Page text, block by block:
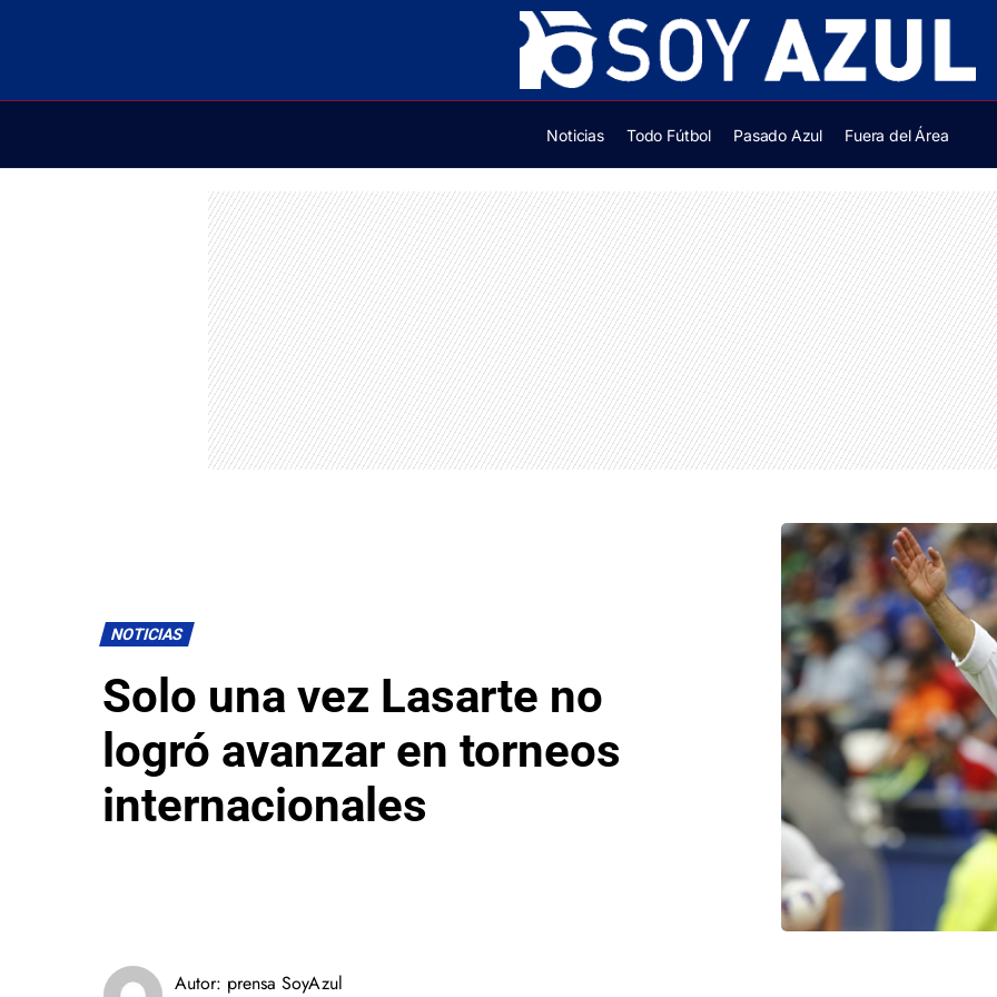
Noticias Todo Fútbol Pasado Azul Fuera del Área
NOTICIAS
Solo una vez Lasarte no
logró avanzar en torneos
internacionales
Autor: prensa SoyAzul